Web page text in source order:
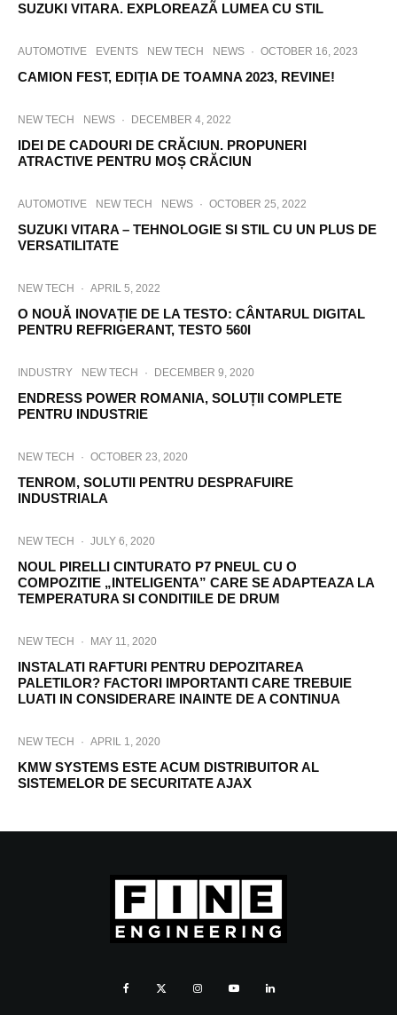
SUZUKI VITARA. EXPLOREAZÃ LUMEA CU STIL
AUTOMOTIVE EVENTS NEW TECH NEWS · OCTOBER 16, 2023
CAMION FEST, EDIȚIA DE TOAMNA 2023, REVINE!
NEW TECH NEWS · DECEMBER 4, 2022
IDEI DE CADOURI DE CRĂCIUN. PROPUNERI
ATRACTIVE PENTRU MOȘ CRĂCIUN
AUTOMOTIVE NEW TECH NEWS · OCTOBER 25, 2022
SUZUKI VITARA – TEHNOLOGIE SI STIL CU UN PLUS DE
VERSATILITATE
NEW TECH · APRIL 5, 2022
O NOUĂ INOVAȚIE DE LA TESTO: CÂNTARUL DIGITAL
PENTRU REFRIGERANT, TESTO 560I
INDUSTRY NEW TECH · DECEMBER 9, 2020
ENDRESS POWER ROMANIA, SOLUȚII COMPLETE
PENTRU INDUSTRIE
NEW TECH · OCTOBER 23, 2020
TENROM, SOLUTII PENTRU DESPRAFUIRE
INDUSTRIALA
NEW TECH · JULY 6, 2020
NOUL PIRELLI CINTURATO P7 PNEUL CU O
COMPOZITIE „INTELIGENTA” CARE SE ADAPTEAZA LA
TEMPERATURA SI CONDITIILE DE DRUM
NEW TECH · MAY 11, 2020
INSTALATI RAFTURI PENTRU DEPOZITAREA
PALETILOR? FACTORI IMPORTANTI CARE TREBUIE
LUATI IN CONSIDERARE INAINTE DE A CONTINUA
NEW TECH · APRIL 1, 2020
KMW SYSTEMS ESTE ACUM DISTRIBUITOR AL
SISTEMELOR DE SECURITATE AJAX